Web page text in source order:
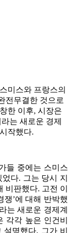
미스와 프랑스의
전무결한 것으로
한 이후, 시장은
는 새로운 경제
작했다.
들 중에는 스미스
다. 그는 당시 지
비판했다. 고전 이
쟁’에 대해 반박했
는 새로운 경제계
각각 높은 인건비
명했다. 그가 비